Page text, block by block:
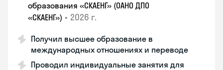
образования «СКАЕНГ» (ОАНО ДПО
«СКАЕНГ») • 2026 г.
Получил высшее образование в
международных отношениях и переводе
Проводил индивидуальные занятия для